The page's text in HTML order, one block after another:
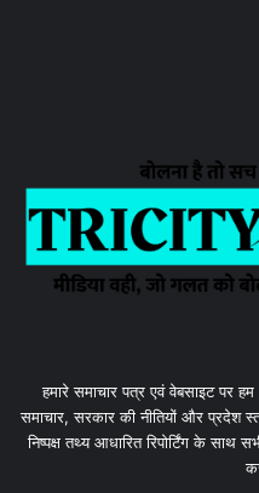
हमारे समाचार पत्र एवं वेबसाइट पर
समाचार, सरकार की नीतियों और प्रदेश
निष्पक्ष तथ्य आधारित रिपोर्टिंग के साथ